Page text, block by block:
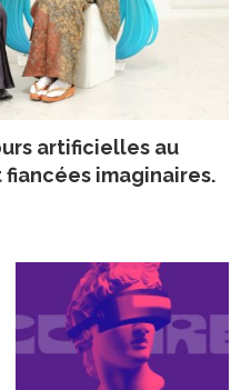
artificielles au
imaginaires.